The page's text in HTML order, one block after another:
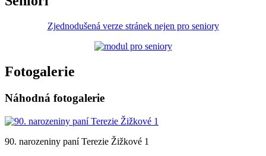
Zjednodušená verze stránek nejen pro seniory
Fotogalerie
Náhodná fotogalerie
90. narozeniny paní Terezie Žižkové 1